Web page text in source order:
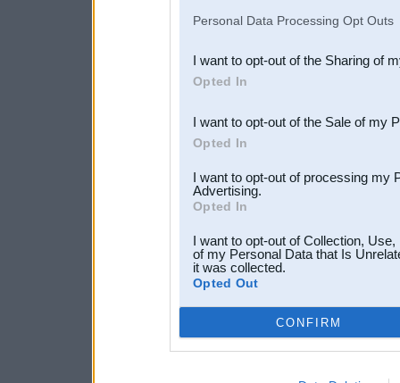
Downstream Participants
third parties.
Personal Data Processing Opt Outs
I want to opt-out of the Sharing of
Opted In
I want to opt-out of the Sale of my
Opted In
I want to opt-out of processing my
Advertising.
Opted In
I want to opt-out of Collection,
of my Personal Data that Is
it was collected.
Opted Out
CONFIRM